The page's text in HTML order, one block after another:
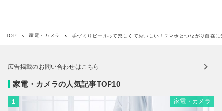
TOP 家電・カメラ 手づくりビールって楽しくておいしい！スマホとつながり自在
広告掲載のお問い合わせはこちら
家電・カメラの人気記事TOP10
1 家電・カメラ